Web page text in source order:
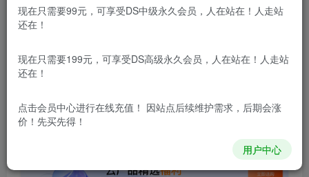
本站所有内容来自互联网收集，仅供用于学习和交流，请勿用
用途。如有侵权、不妥之处，请第一时间联系我们删除！Q群：
现在只需要99元，可享受DS中级永久会员，人在站在！人走站
还在！
现在只需要199元，可享受DS高级永久会员，人在站在！人走站
还在！
点击会员中心进行在线充值！ 因站点后续维护需求，后期会涨
价！先买先得！
用户中心